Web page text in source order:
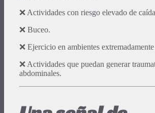
❌ Actividades con riesgo elevado de
❌ Buceo.
❌ Ejercicio en ambientes
❌ Actividades que puedan generar
abdominales.